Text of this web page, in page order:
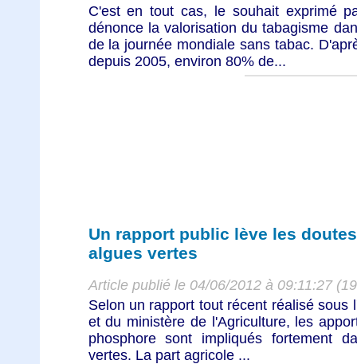
C'est en tout cas, le souhait exprimé
dénonce la valorisation du tabagisme
de la journée mondiale sans tabac.
depuis 2005, environ 80% de...
Un rapport public lève les
algues vertes
Article publié le 04/06/2012 à 09:11:27
Selon un rapport tout récent réalisé sous
et du ministère de l'Agriculture, les
phosphore sont impliqués fortement
vertes. La part agricole ...